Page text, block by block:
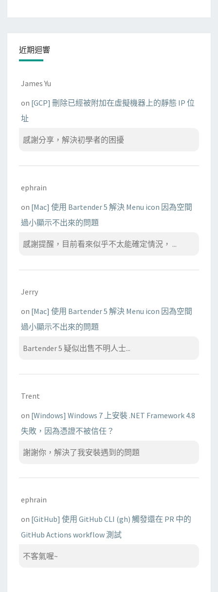
近期迴響
James Yu
on [GCP] 刪除已經被附加在虛擬機器上的靜態 IP 位
址
感謝分享，解決初學者的困擾
ephrain
on [Mac] 使用 Bartender 5 解決 Menu icon 因為空間
過小顯示不出來的問題
感謝提醒，目前看來似乎不太能確定情況， ...
Jerry
on [Mac] 使用 Bartender 5 解決 Menu icon 因為空間
過小顯示不出來的問題
Bartender 5 疑似出售不明人士...
Trent
on [Windows] Windows 7 上安裝 .NET Framework 4.8
失敗，因為憑證不被信任？
謝謝你，解決了我安裝遇到的問題
ephrain
on [GitHub] 使用 GitHub CLI (gh) 觸發還在 PR 中的
GitHub Actions workflow 測試
不客氣喔~